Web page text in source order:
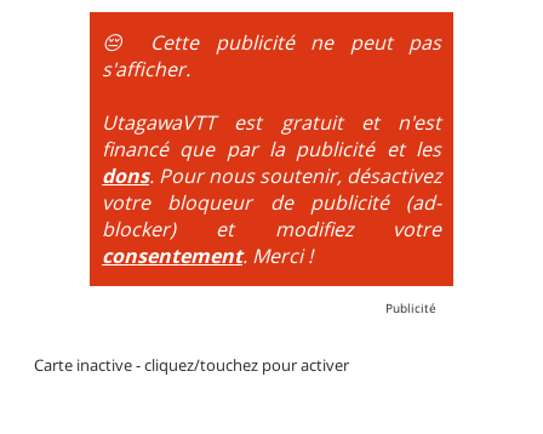
obligatoire.
DH / Gravity : Seule la descente se passe sur le vélo.
La montée est faite via navette ou remontée
mécanique. La difficulté de la descente est indiquée
par des couleurs lorsqu'il s'agit de bikeparks. Vélo
tout suspendu et protections du corps obligatoires.
😔 Cette publicité ne peut pas
s'afficher.
UtagawaVTT est gratuit et n'est
financé que par la publicité et les
dons. Pour nous soutenir, désactivez
votre bloqueur de publicité (ad-
blocker) et modifiez votre
consentement. Merci !